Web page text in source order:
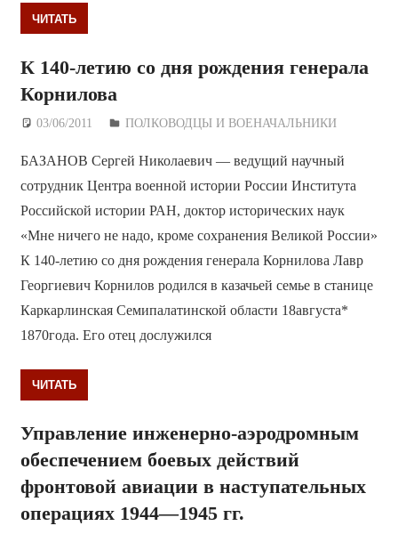
ЧИТАТЬ
К 140-летию со дня рождения генерала
Корнилова
03/06/2011 Дежурный по Редакции
ПОЛКОВОДЦЫ И ВОЕНАЧАЛЬНИКИ
БАЗАНОВ Сергей Николаевич — ведущий научный
сотрудник Центра военной истории России Института
Российской истории РАН, доктор исторических наук
«Мне ничего не надо, кроме сохранения Великой России»
К 140-летию со дня рождения генерала Корнилова Лавр
Георгиевич Корнилов родился в казачьей семье в станице
Каркарлинская Семипалатинской области 18августа*
1870года. Его отец дослужился
ЧИТАТЬ
Управление инженерно-аэродромным
обеспечением боевых действий
фронтовой авиации в наступательных
операциях 1944—1945 гг.